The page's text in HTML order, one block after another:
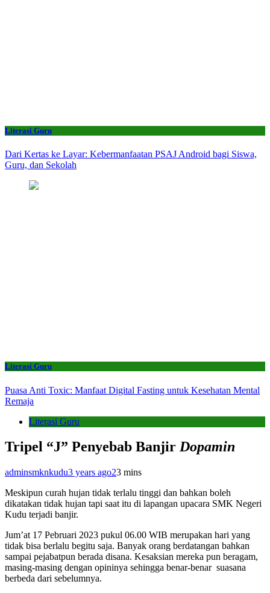
Literasi Guru
Dari Kertas ke Layar: Kebermanfaatan PSAJ Android bagi Siswa,
Guru, dan Sekolah
Literasi Guru
Puasa Anti Toxic: Manfaat Digital Fasting untuk Kesehatan Mental
Remaja
Literasi Guru
Tripel “J” Penyebab Banjir Dopamin
adminsmknkudu3 years ago23 mins
Meskipun curah hujan tidak terlalu tinggi dan bahkan boleh
dikatakan tidak hujan tapi saat itu di lapangan upacara SMK Negeri
Kudu terjadi banjir.
Jum’at 17 Pebruari 2023 pukul 06.00 WIB merupakan hari yang
tidak bisa berlalu begitu saja. Banyak orang berdatangan bahkan
sampai pejabatpun berada disana. Kesaksian mereka pun beragam,
masing-masing dengan opininya sehingga benar-benar suasana
berbeda dari sebelumnya.